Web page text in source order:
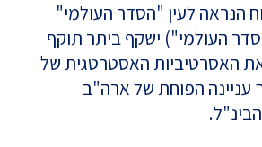
הנראה לעין "הסדר העולמי"
העולמי") ישקף ביתר תוקף
האסרטיביות האסטרטגית של
עניינה הפוחת של ארה"ב